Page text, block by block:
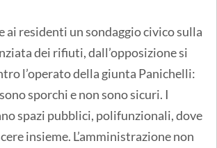
ai residenti un sondaggio civico sulla
dei rifiuti, dall’opposizione si
l’operato della giunta Panichelli:
sporchi e non sono sicuri. I
spazi pubblici, polifunzionali, dove
insieme. L’amministrazione non